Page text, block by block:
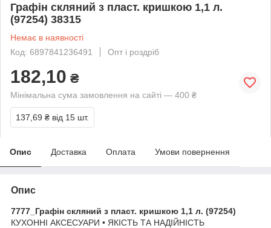
Графін скляний з пласт. кришкою 1,1 л.
(97254) 38315
Немає в наявності
Код: 6897841236491
Опт і роздріб
182,10 ₴
Мінімальна сума замовлення на сайті — 400 ₴
137,69 ₴ від 15 шт.
Опис Доставка Оплата Умови повернення
Опис
7777_Графін скляний з пласт. кришкою 1,1 л. (97254)
КУХОННІ АКСЕСУАРИ • ЯКІСТЬ ТА НАДІЙНІСТЬ